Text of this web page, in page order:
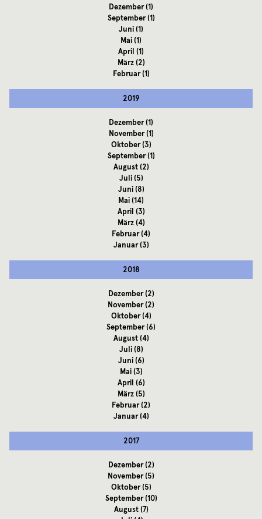
Dezember(1)
September(1)
Juni(1)
Mai(1)
April (1)
März(2)
Februar(1)
2019
Dezember(1)
November(1)
Oktober(3)
September(1)
August(2)
Juli(5)
Juni(8)
Mai(14)
April (3)
März(4)
Februar(4)
Januar(3)
2018
Dezember(2)
November(2)
Oktober(4)
September(6)
August(4)
Juli(8)
Juni(6)
Mai(3)
April (6)
März(5)
Februar(2)
Januar(4)
2017
Dezember(2)
November(5)
Oktober(5)
September(10)
August(7)